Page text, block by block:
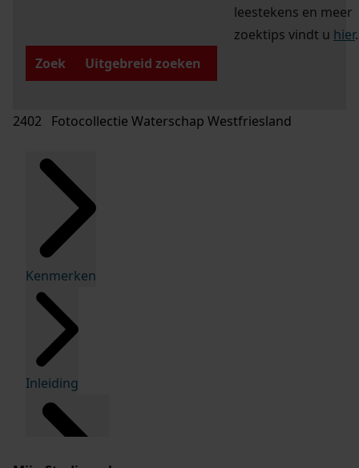
leestekens en meer
zoektips vindt u hier.
Zoek
Uitgebreid zoeken
2402 Fotocollectie Waterschap Westfriesland
Kenmerken
Inleiding